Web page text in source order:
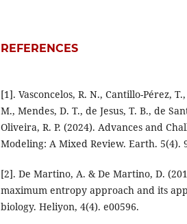
REFERENCES
[1]. Vasconcelos, R. N., Cantillo-Pérez,
M., Mendes, D. T., de Jesus, T. B., de
Oliveira, R. P. (2024). Advances and
Modeling: A Mixed Review. Earth. 5(4).
[2]. De Martino, A. & De Martino, D.
maximum entropy approach and its
biology. Heliyon, 4(4). e00596.